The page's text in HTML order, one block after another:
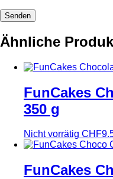
Ähnliche
FunCakes
350 g
Nicht vorrätig CHF
FunCakes